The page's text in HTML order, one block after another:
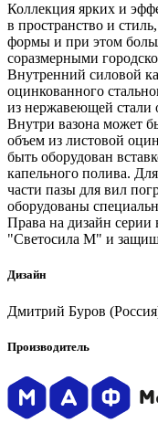
Коллекция ярких и
в пространство и
формы и при этом
соразмерными
Внутренний силовой
оцинкованного
из нержавеющей стали
Внутри вазона может
объем из листовой
быть оборудован
капельного полива.
части пазы для вил
оборудованы
Права на дизайн
"Светосила М" и
Дизайн
Дмитрий Буров
Производитель